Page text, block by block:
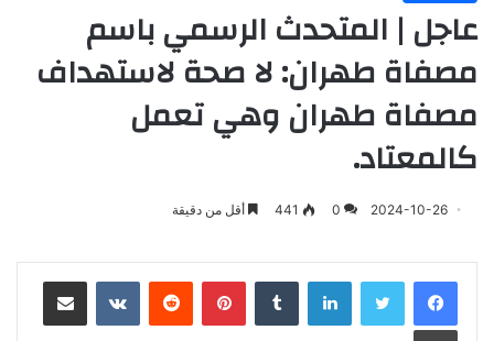
عاجل | المتحدث الرسمي باسم
مصفاة طهران: لا صحة لاستهداف
مصفاة طهران وهي تعمل
كالمعتاد.
2024-10-26
0
441 أقل من دقيقة
لينكدإن بينتيريست